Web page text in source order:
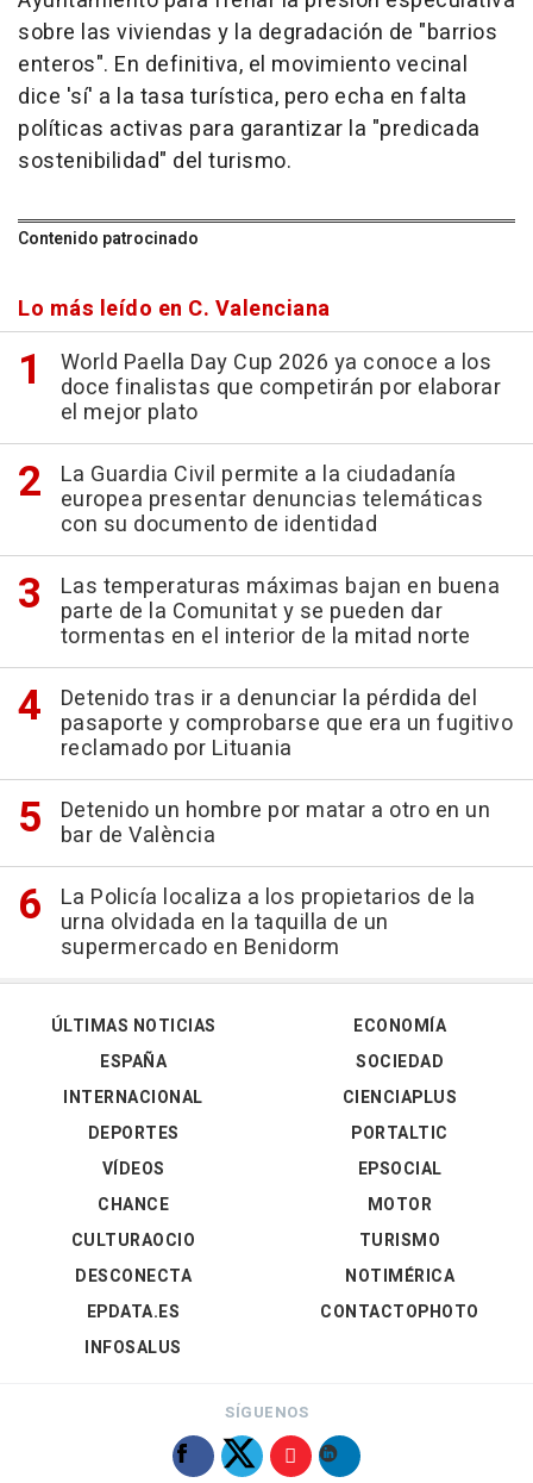
sobre las viviendas y la degradación de "barrios
enteros". En definitiva, el movimiento vecinal
dice 'sí' a la tasa turística, pero echa en falta
políticas activas para garantizar la "predicada
sostenibilidad" del turismo.
Contenido patrocinado
Lo más leído en C. Valenciana
World Paella Day Cup 2026 ya conoce a los
doce finalistas que competirán por elaborar
el mejor plato
La Guardia Civil permite a la ciudadanía
europea presentar denuncias telemáticas
con su documento de identidad
Las temperaturas máximas bajan en buena
parte de la Comunitat y se pueden dar
tormentas en el interior de la mitad norte
Detenido tras ir a denunciar la pérdida del
pasaporte y comprobarse que era un fugitivo
reclamado por Lituania
Detenido un hombre por matar a otro en un
bar de València
La Policía localiza a los propietarios de la
urna olvidada en la taquilla de un
supermercado en Benidorm
ÚLTIMAS NOTICIAS
ESPAÑA
INTERNACIONAL
DEPORTES
VÍDEOS
ECONOMÍA
SOCIEDAD
CIENCIAPLUS
PORTALTIC
EPSOCIAL
CHANCE
CULTURAOCIO
DESCONECTA
EPDATA.ES
INFOSALUS
MOTOR
TURISMO
NOTIMÉRICA
CONTACTOPHOTO
SÍGUENOS